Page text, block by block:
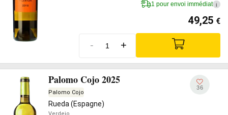
1 pour envoi immédiat i
49,25 €
- +
Palomo Cojo 2025
Palomo Cojo
Rueda (Espagne)
Verdejo
36